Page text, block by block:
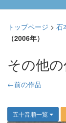
トップページ > 石
（2006年）
その他の
←前の作品
五十音順一覧